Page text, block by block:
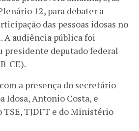
12, para debater a
das pessoas idosas no
A audiência pública foi
presidente deputado federal
CE).
a presença do secretário
Idosa, Antonio Costa, e
TJDFT e do Ministério